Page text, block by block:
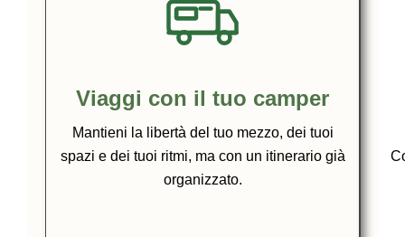
Viaggi con il tuo camper
Mantieni la libertà del tuo mezzo, dei tuoi
spazi e dei tuoi ritmi, ma con un itinerario già
organizzato.